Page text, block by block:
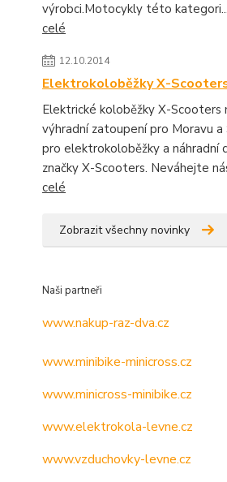
výrobci.Motocykly této kategori...
celé
12.10.2014
Elektrokoloběžky X-
Elektrické koloběžky X-Scooters
výhradní zatoupení pro Moravu a
pro elektrokoloběžky a náhradní
značky X-Scooters. Neváhejte
celé
Zobrazit všechny novinky
Naši partneři
www.nakup-raz-dva.cz
www.minibike-minicross.cz
www.minicross-minibike.cz
www.elektrokola-levne.cz
www.vzduchovky-levne.cz